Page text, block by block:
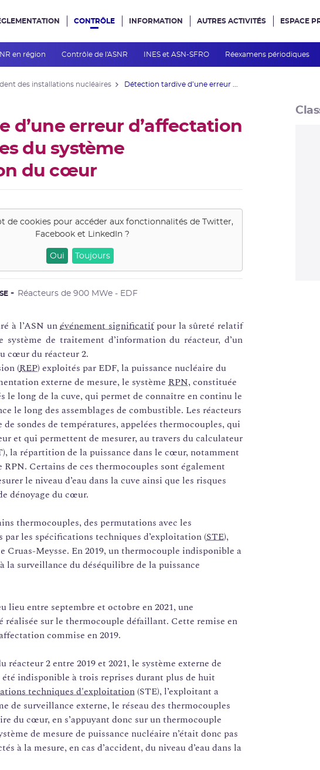
dans le siteCONTRÔLE
en région Contrôle de l'ASNR INES et ASN-SFRO Réexamens périodiques
INFORMATION AUTRES ACTIVITÉS ESPACE
des installations nucléaires Détection tardive d’une erreur ...
d’une erreur d’affectation
du système
du cœur
de cookies pour accéder aux fonctionnalités de
Twitter,
Facebook et LinkedIn?
Oui Toujours
Réacteurs de 900 MWe - EDF
à l’ASN unévénement significatifpour la sûreté relatif
système de traitement d’information du réacteur, d’un
cœur du réacteur 2.
(REP) exploités par EDF, la puissance nucléaire du
externe de mesure, le système RPN, constituée
le long de la cuve, qui permet de connaître en continu le
le long des assemblages de combustible. Les réacteurs
de sondes de températures, appelées thermocouples, qui
et qui permettent de mesurer, au travers du calculateur
la répartition de la puissance dans le cœur, notamment
Certains de ces thermocouples sont également
le niveau d’eau dans la cuve ainsi que les risques
dénoyage du cœur.
thermocouples, des permutations avec les
les spécifications techniques d’exploitation (STE),
Cruas-Meysse. En 2019, un thermocouple indisponible a
la surveillance du déséquilibre de la puissance
lieu entre septembre et octobre en 2021, une
réalisée sur le thermocouple défaillant. Cette remise en
commise en 2019.
2 entre 2019 et 2021, le système externe de
été indisponible à trois reprises durant plus de huit
techniques d'exploitation (STE), l’exploitant a
de surveillance externe, le réseau des thermocouples
du cœur, en s’appuyant donc sur un thermocouple
de mesure de puissance nucléaire n’était donc pas
à la mesure, en cas d’accident, du niveau d’eau dans la